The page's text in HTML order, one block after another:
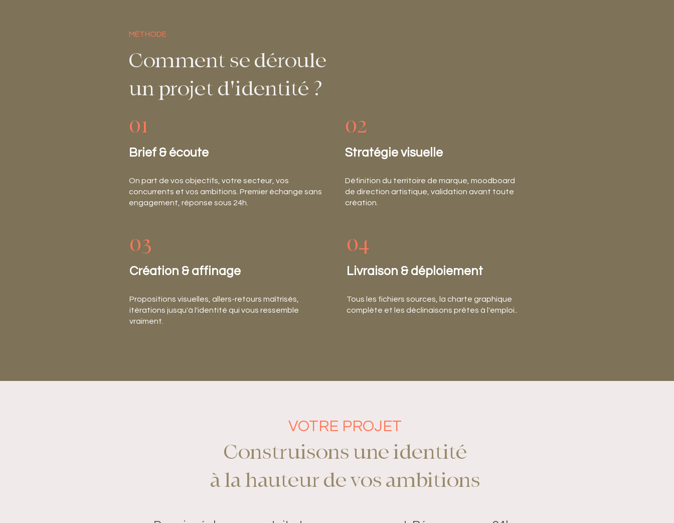
MÉTHODE
Comment se déroule
un projet d'identité ?
01
Brief & écoute
On part de vos objectifs, votre secteur, vos
concurrents et vos ambitions. Premier échange sans
engagement, réponse sous 24h.
02
Stratégie visuelle
Définition du territoire de marque, moodboard
de direction artistique, validation avant toute
création.
03
Création & affinage
Propositions visuelles, allers-retours maîtrisés,
itérations jusqu'à l'identité qui vous ressemble
vraiment.
04
Livraison & déploiement
Tous les fichiers sources, la charte graphique
complète et les déclinaisons prêtes à l'emploi..
VOTRE PROJET
Construisons une identité
à la hauteur de vos ambitions